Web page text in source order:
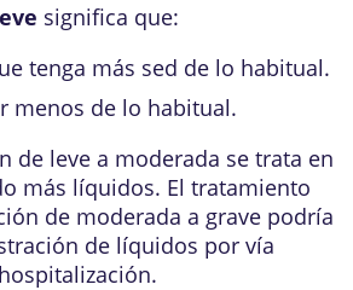
significa que:
tenga más sed de lo habitual.
menos de lo habitual.
de leve a moderada se trata en
más líquidos. El tratamiento
de moderada a grave podría
de líquidos por vía